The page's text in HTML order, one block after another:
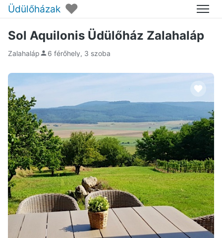
Üdülőházak ♥ Menü
Sol Aquilonis Üdülőház Zalahaláp
Zalahaláp 6 férőhely, 3 szoba